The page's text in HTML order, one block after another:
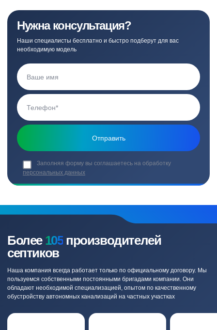
Нужна консультация?
Наши специалисты бесплатно и быстро подберут для вас
необходимую модель
Заполняя форму вы соглашаетесь на обработку
персональных данных
Более 105 производителей
септиков
Наша компания всегда работает только по официальному договору. Мы
пользуемся собственными постоянными бригадами компании. Они
обладают необходимой специализацией, опытом по качественному
обустройству автономных канализаций на частных участках